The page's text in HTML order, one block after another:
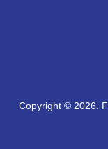
Copyright © 2026.